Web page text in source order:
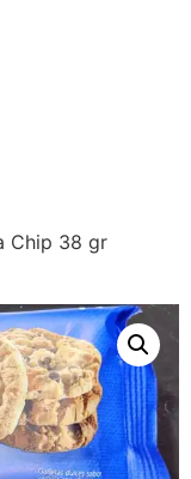
Chip 38 gr